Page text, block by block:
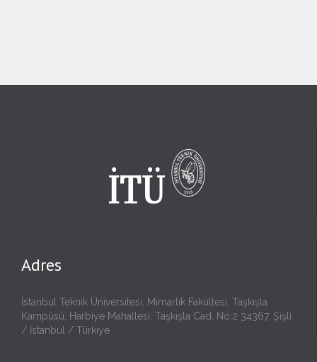
Adres
İstanbul Teknik Üniversitesi, Mimarlık Fakültesi, Taşkışla
Kampüsü, Harbiye Mahallesi, Taşkışla Cad. No:2 34367, Şişli
/ İstanbul / Türkiye